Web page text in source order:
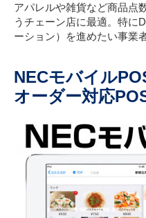
アパレルや雑貨など商品点
うチェーン店に最適。特に
ーション）を進めたい事業
NECモバイル
オーダー対応